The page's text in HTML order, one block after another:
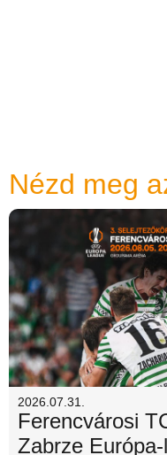
Nézd meg
2026.07.31.
Ferencvárosi
Zabrze